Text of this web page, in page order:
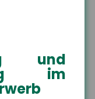
und
im